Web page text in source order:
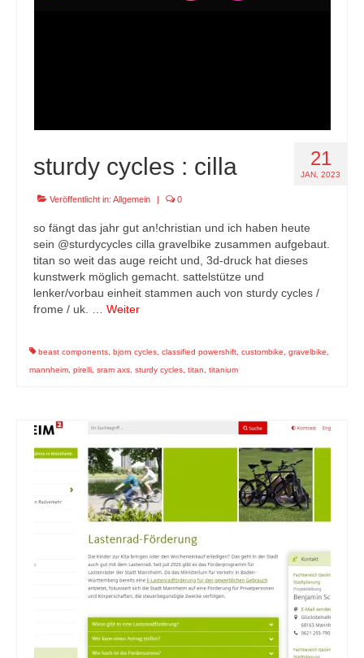
21
JAN. 2023
sturdy cycles : cilla
Veröffentlicht in: Allgemein | 0
so fängt das jahr gut an!christian und ich haben heute
sein @sturdycycles cilla gravelbike zusammen aufgebaut.
titan so weit das auge reicht und, 3d-druck hat dieses
kunstwerk möglich gemacht. sattelstütze und
lenker/vorbau einheit stammen auch von sturdy cycles /
frome / uk. … Weiter
beast components bjorn cycles classified powershift custombike gravelbike
mannheim pirelli sram axs sturdy cycles titan titanium